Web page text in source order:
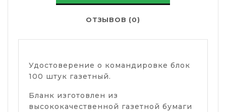
ОТЗЫВОВ (0)
Удостоверение о командировке блок
100 штук газетный.
Бланк изготовлен из
высококачественной газетной бумаги